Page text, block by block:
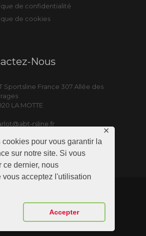
pour vous garantir la
sur notre site. Si vous
ce dernier, nous
vous acceptez l'utilisation
Accepter
✕
de confidentialité
de cookies
Nous
Sportsline France 307 Allée des
LA MOTTE
rsline.fr
France © 2019 All Rights
Site by NMD SAS